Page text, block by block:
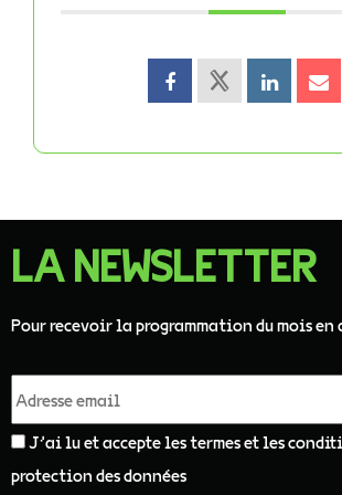
LA NEWSLETTER
Pour recevoir la programmation du mois en
J'ai lu et accepte les termes et les
protection des données